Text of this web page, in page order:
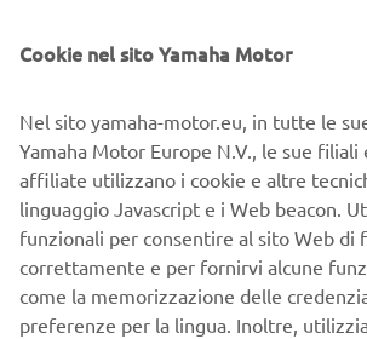
leggero offrono prestazioni ancora più
permettono un controllo totale. Sotto
questa nuova Hyper Naked è la più
dei valori fondanti che rendono la
di maggior successo e una delle linee di
maggior notorietà nel mercato europeo.
Cookie nel sito Yamaha Motor
Nel sito yamaha-motor.eu, in tutte le
Yamaha Motor Europe N.V., le sue filiali
affiliate utilizzano i cookie e altre
linguaggio Javascript e i Web beacon.
funzionali per consentire al sito Web di
correttamente e per fornirvi alcune
come la memorizzazione delle
preferenze per la lingua. Inoltre,